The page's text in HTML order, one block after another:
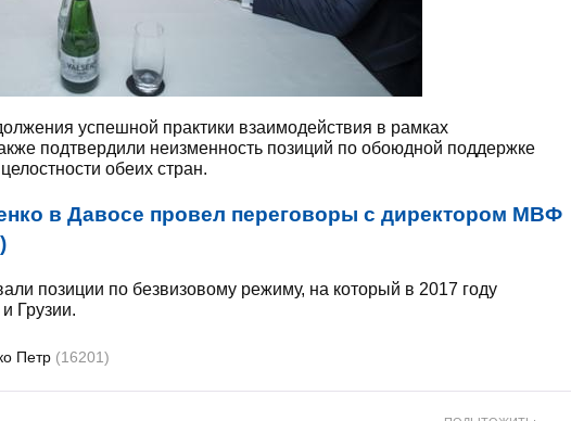
успешной практики взаимодействия в рамках
подтвердили неизменность позиций по обоюдной поддержке
обеих стран.
в Давосе провел переговоры с директором МВФ
позиции по безвизовому режиму, на который в 2017 году
Грузии.
Петр (16201)